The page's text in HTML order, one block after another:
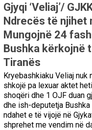
Gjyqi ‘Veliaj’/
Ndrecës të njihet
Mungojnë 24
Bushka kërkojnë
Tiranës
Kryebashkiaku Veliaj nuk
shkojë pa lexuar aktet
shoqëri dhe 1 OJF duan
dhe ish-deputetja
ndahet e të vijojë në
shprehet me vendim në